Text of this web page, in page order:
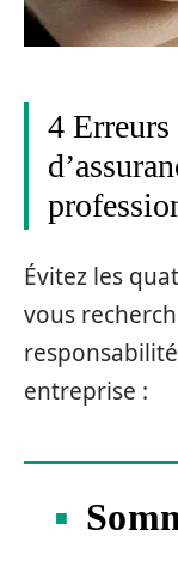
4
Évitez les
vous
entreprise :